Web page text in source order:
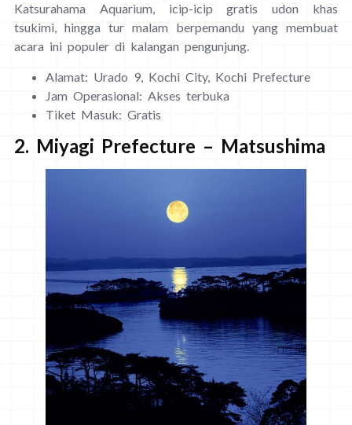
Katsurahama Aquarium, icip-icip gratis udon khas
tsukimi, hingga tur malam berpemandu yang membuat
acara ini populer di kalangan pengunjung.
Alamat: Urado 9, Kochi City, Kochi Prefecture
Jam Operasional: Akses terbuka
Tiket Masuk: Gratis
2. Miyagi Prefecture – Matsushima